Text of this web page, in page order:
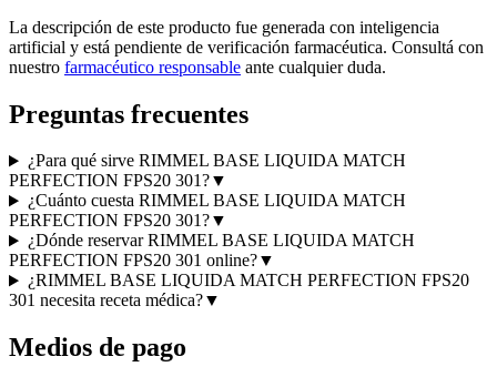
La descripción de este producto fue generada con inteligencia
artificial y está pendiente de verificación farmacéutica. Consultá con
nuestro farmacéutico responsable ante cualquier duda.
Preguntas frecuentes
¿Para qué sirve RIMMEL BASE LIQUIDA MATCH
PERFECTION FPS20 301?▼
¿Cuánto cuesta RIMMEL BASE LIQUIDA MATCH
PERFECTION FPS20 301?▼
¿Dónde reservar RIMMEL BASE LIQUIDA MATCH
PERFECTION FPS20 301 online?▼
¿RIMMEL BASE LIQUIDA MATCH PERFECTION FPS20
301 necesita receta médica?▼
Medios de pago